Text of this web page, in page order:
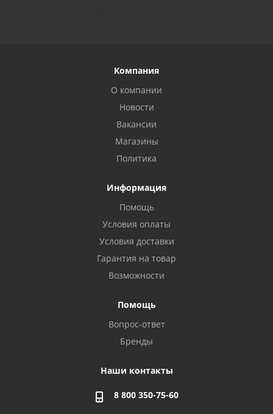
Компания
О компании
Новости
Вакансии
Магазины
Политика
Информация
Помощь
Условия оплаты
Условия доставки
Гарантия на товар
Возможности
Помощь
Вопрос-ответ
Бренды
Наши контакты
8 800 350-75-60